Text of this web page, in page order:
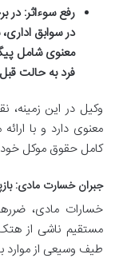
رفع سوءاثر:در
در سوابق
معنوی شامل
فرد به حالت
وکیل در این
معنوی دارد و با
کامل حقوق موکل
جبران خسارت مادی:
خسارات مادی،
مستقیم ناشی از
طیف وسیعی از موارد